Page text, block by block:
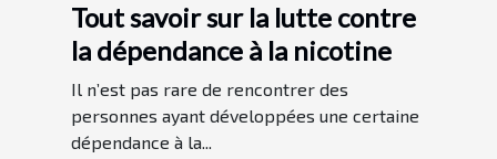
Tout savoir sur la lutte contre
la dépendance à la nicotine
Il n’est pas rare de rencontrer des
personnes ayant développées une certaine
dépendance à la...